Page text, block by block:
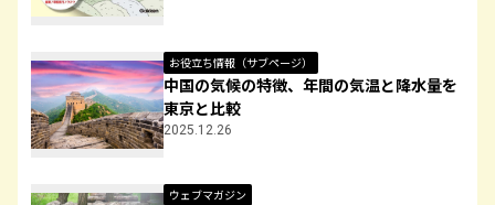
お役立ち情報（サブページ）
中国の気候の特徴、年間の気温と降水量を
東京と比較
2025.12.26
ウェブマガジン